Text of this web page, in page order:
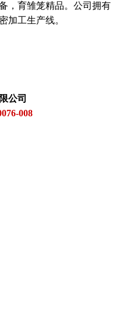
，育雏笼精品。公司拥有
加工生产线。
公司
008